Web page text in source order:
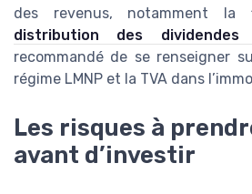
des revenus, notamment
distribution des dividendes
recommandé de se renseigner
régime LMNP et la TVA dans
Les risques à
avant d’investir